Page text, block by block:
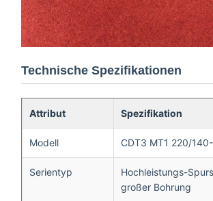
Technische Spezifikationen
Attribut Spezifikation
Modell CDT3 MT1 220/
Serientyp
Hochleistungs-
großer Bohrung